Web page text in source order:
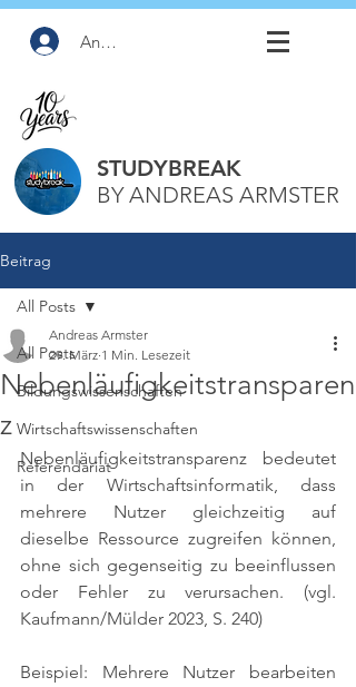
Anmelden
STUDYBREAK
BY ANDREAS ARMSTER
Beitrag
All Posts
Bildungswissenschaften
Wirtschaftswissenschaften
Referendariat
All Posts
Nebenläufigkeitstransparen
z
Andreas Armster
29. März 1 Min. Lesezeit
Nebenläufigkeitstransparenz bedeutet
in der Wirtschaftsinformatik, dass
mehrere Nutzer gleichzeitig auf
dieselbe Ressource zugreifen können,
ohne sich gegenseitig zu beeinflussen
oder Fehler zu verursachen. (vgl.
Kaufmann/Mülder 2023, S. 240)
Beispiel: Mehrere Nutzer bearbeiten